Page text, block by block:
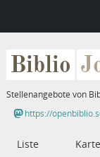
Biblio
Stellenangebote von
https://
Liste Karte